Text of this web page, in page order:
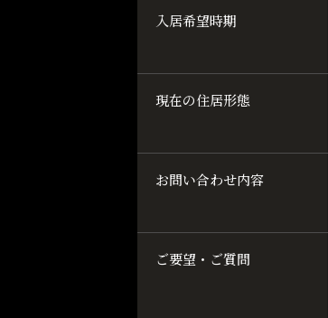
入居希望時期
現在の住居形態
お問い合わせ内容
ご要望・ご質問